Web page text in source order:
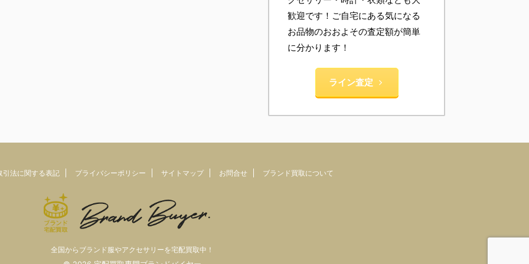
歓迎です！ご自宅にある気になる
お品物のおおよその査定額が簡単
に分かります！
ライン査定
引法に関する表記 プライバシーポリシー サイトマップ お問合せ ブランド買取について
全国からブランド服やアクセサリーを宅配買取中！